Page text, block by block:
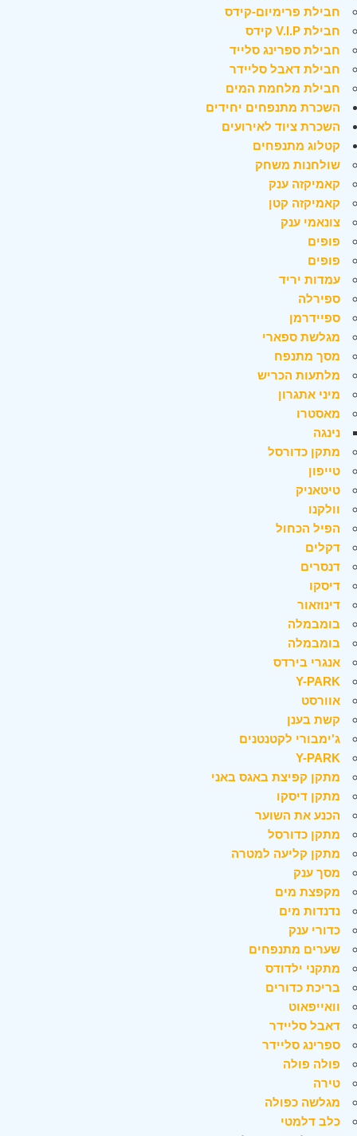
חבילת פרימיום-קידס
חבילת V.I.P קידס
חבילת ספרינג סלייד
חבילת דאבל סליידר
חבילת מלחמת המים
השכרת מתנפחים יחידים
השכרת ציוד לאירועים
קטלוג מתנפחים
שולחנות משחק
קאמיקזה ענק
קאמיקזה קטן
צונאמי ענק
פופים
פופים
עמדות יריד
ספירלה
ספיידרמן
מגלשת ספארי
מסך מתנפח
מלתעות הכריש
מיני אתגרון
מאסטרו
נינגה
מתקן כדורסל
טייפון
טיטאניק
וולקנו
הפיל הכחול
דקלים
דנסרים
דיסקו
דינוזאור
בומבמלה
בומבמלה
אנגרי בירדס
Y-PARK
אוורסט
קשת בענן
ג'ימבורי לקטנטנים
Y-PARK
מתקן קפיצת באגס באני
מתקן דיסקו
הכנע את השוער
מתקן כדורסל
מתקן קליעה למטרה
מסך ענק
מקפצת מים
נדנדות מים
כדורי ענק
שערים מתנפחים
מתקני ילדודס
בריכת כדורים
וואייפאוט
דאבל סליידר
ספרינג סליידר
פולה פולה
טירה
מגלשה כפולה
כלב דלמטי